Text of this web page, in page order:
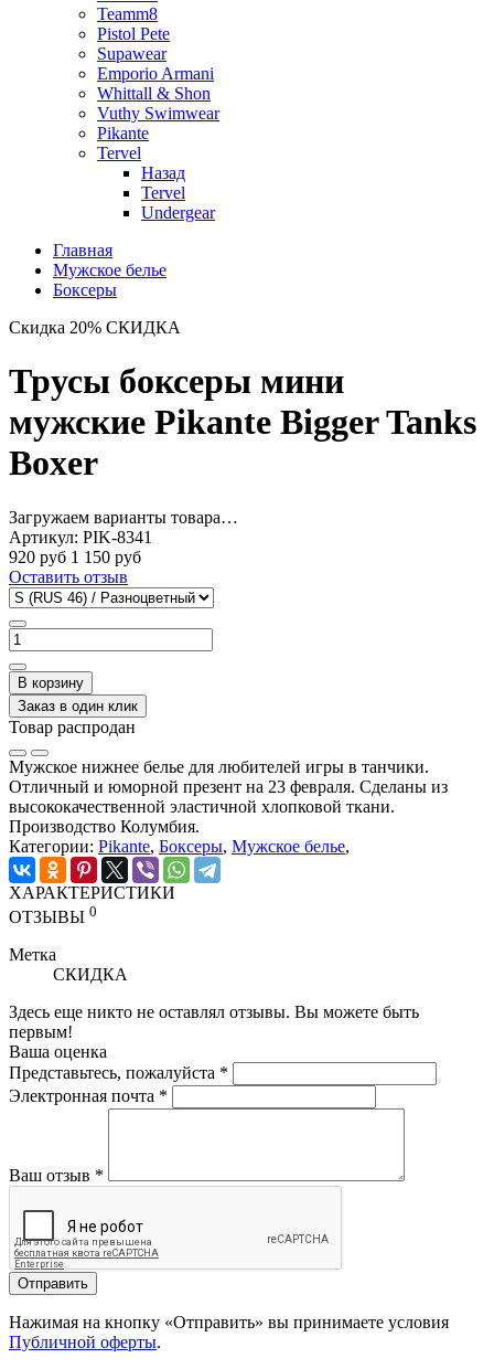
Teamm8
Pistol Pete
Supawear
Emporio Armani
Whittall & Shon
Vuthy Swimwear
Pikante
Tervel
Назад
Tervel
Undergear
Главная
Мужское белье
Боксеры
Скидка 20% СКИДКА
Трусы боксеры мини
мужские Pikante Bigger Tanks
Boxer
Загружаем варианты товара…
Артикул: PIK-8341
920 руб 1 150 руб
Оставить отзыв
В корзину
Заказ в один клик
Товар распродан
Мужское нижнее белье для любителей игры в танчики.
Отличный и юморной презент на 23 февраля. Сделаны из
высококачественной эластичной хлопковой ткани.
Производство Колумбия.
Категории: Pikante, Боксеры, Мужское белье,
ХАРАКТЕРИСТИКИ
ОТЗЫВЫ 0
Метка
СКИДКА
Здесь еще никто не оставлял отзывы. Вы можете быть
первым!
Ваша оценка
Представьтесь, пожалуйста *
Электронная почта *
Ваш отзыв *
Отправить
Нажимая на кнопку «Отправить» вы принимаете условия
Публичной оферты.